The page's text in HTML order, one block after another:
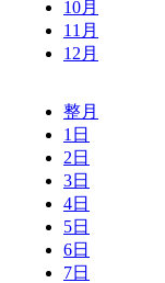
10月
11月
12月
整月
1日
2日
3日
4日
5日
6日
7日